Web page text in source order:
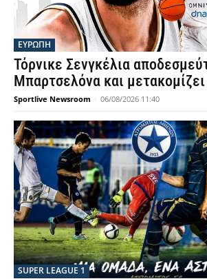
ΕΥΡΩΠΗ
Τόρνικε Σενγκέλια
Μπαρτσελόνα και
Sportlive Newsroom - 06/08/2026 11:40
SUPER LEAGUE 1